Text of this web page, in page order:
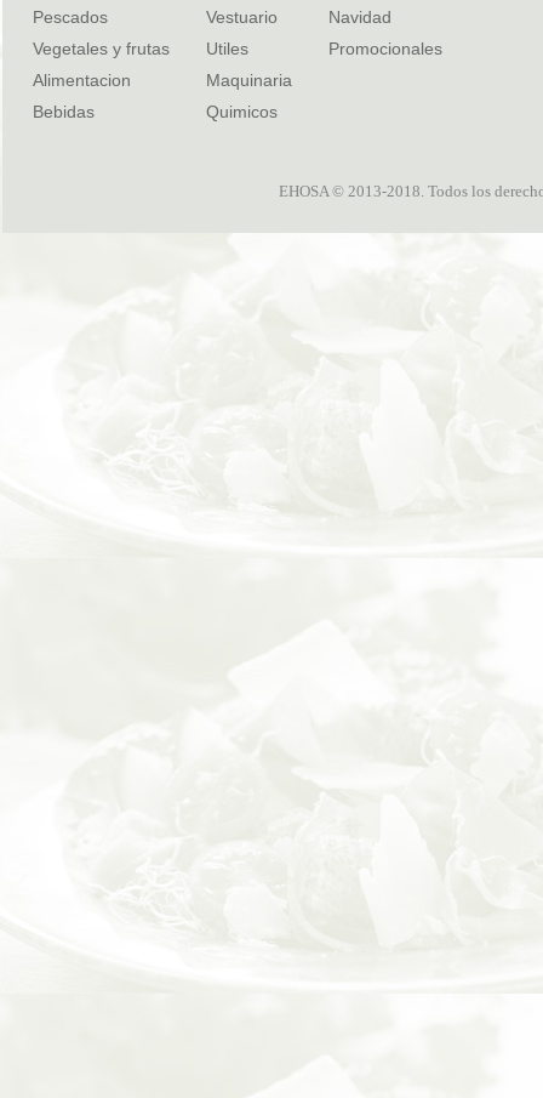
Pescados
Vegetales y frutas
Alimentacion
Bebidas
Vestuario
Utiles
Maquinaria
Quimicos
Navidad
Promocionales
EHOSA © 2013-2018. Todos los